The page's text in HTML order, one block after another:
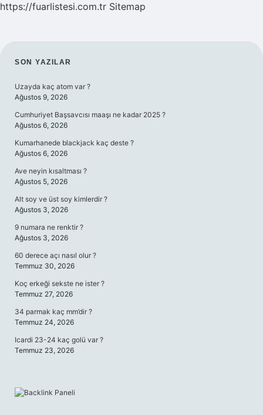
https://fuarlistesi.com.tr Sitemap
SIDEBAR
SON YAZILAR
Uzayda kaç atom var ?
Ağustos 9, 2026
Cumhuriyet Başsavcısı maaşı ne kadar 2025 ?
Ağustos 6, 2026
Kumarhanede blackjack kaç deste ?
Ağustos 6, 2026
Ave neyin kısaltması ?
Ağustos 5, 2026
Alt soy ve üst soy kimlerdir ?
Ağustos 3, 2026
9 numara ne renktir ?
Ağustos 3, 2026
60 derece açı nasıl olur ?
Temmuz 30, 2026
Koç erkeği sekste ne ister ?
Temmuz 27, 2026
34 parmak kaç mm’dir ?
Temmuz 24, 2026
Icardi 23-24 kaç golü var ?
Temmuz 23, 2026